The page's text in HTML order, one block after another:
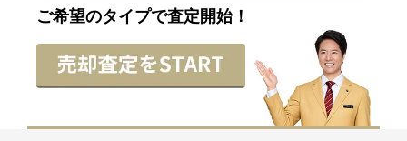
ご希望のタイプで査定開始！